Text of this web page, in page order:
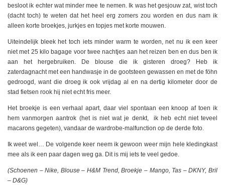
besloot ik echter wat minder mee te nemen. Ik was het gesjouw zat, wist toch
(dacht toch) te weten dat het heel erg zomers zou worden en dus nam ik
alleen korte broekjes, jurkjes en topjes met korte mouwen.
Uiteindelijk bleek het toch iets minder warm te worden, net nu ik een keer
niet met 25 kilo bagage voor twee nachtjes aan het reizen ben en dus ben ik
aan het hergebruiken. De blouse die ik gisteren droeg? Heb ik
zaterdagnacht met een handwasje in de gootsteen gewassen en met de föhn
gedroogd, want die droeg ik ook vrijdag al en na dertig kilometer door de
stad fietsen rook hij niet echt fris meer.
Het broekje is een verhaal apart, daar viel spontaan een knoop af toen ik
hem vanmorgen aantrok (het is niet wat je denkt, ik heb echt niet teveel
macarons gegeten), vandaar de wardrobe-malfunction op de derde foto.
Ik weet wel… De volgende keer neem ik gewoon weer mijn hele kledingkast
mee als ik een paar dagen weg ga. Dit is mij iets te veel gedoe.
(Schoenen – Nike, Blouse – H&M Trend, Broekje – Mango, Tas – DKNY, Bril
– D&G)